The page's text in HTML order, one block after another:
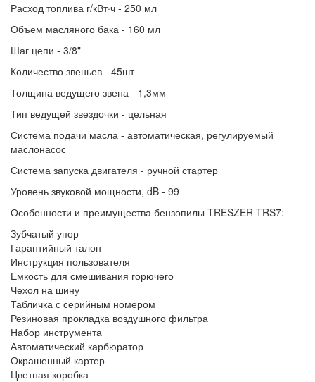
Расход топлива г/кВт·ч - 250 мл
Объем масляного бака - 160 мл
Шаг цепи - 3/8"
Количество звеньев - 45шт
Толщина ведущего звена - 1,3мм
Тип ведущей звездочки - цельная
Система подачи масла - автоматическая, регулируемый
маслонасос
Система запуска двигателя - ручной стартер
Уровень звуковой мощности, dB - 99
Особенности и преимущества бензопилы TRESZER TRS7:
Зубчатый упор
Гарантийный талон
Инструкция пользователя
Емкость для смешивания горючего
Чехол на шину
Табличка с серийным номером
Резиновая прокладка воздушного фильтра
Набор инструмента
Автоматический карбюратор
Окрашенный картер
Цветная коробка